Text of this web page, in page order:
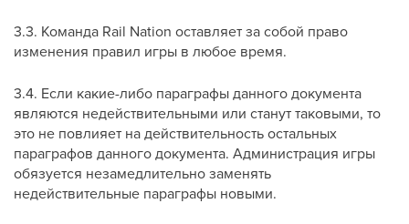
3.3. Команда Rail Nation оставляет за собой право
изменения правил игры в любое время.
3.4. Если какие-либо параграфы данного документа
являются недействительными или станут таковыми, то
это не повлияет на действительность остальных
параграфов данного документа. Администрация игры
обязуется незамедлительно заменять
недействительные параграфы новыми.